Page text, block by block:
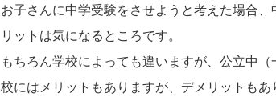
お子さんに中学受験をさせようと考えた場合
リットは気になるところです。
もちろん学校によっても違いますが、公立中
校にはメリットもありますが、デメリットもあ